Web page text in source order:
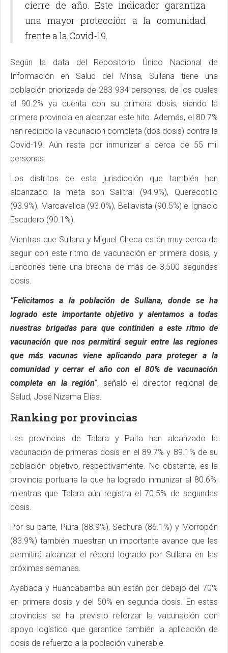
cierre de año. Este indicador garantiza
una mayor protección a la comunidad
frente a la Covid-19.
Según la data del Repositorio Único Nacional de
Información en Salud del Minsa, Sullana tiene una
población priorizada de 283 934 personas, de los cuales
el 90.2% ya cuenta con su primera dosis, siendo la
primera provincia en alcanzar este hito. Además, el 80.7%
han recibido la vacunación completa (dos dosis) contra la
Covid-19. Aún resta por inmunizar a cerca de 55 mil
personas.
Los distritos de esta jurisdicción que también han
alcanzado la meta son Salitral (94.9%), Querecotillo
(93.9%), Marcavelica (93.0%), Bellavista (90.5%) e Ignacio
Escudero (90.1%).
Mientras que Sullana y Miguel Checa están muy cerca de
seguir con este ritmo de vacunación en primera dosis, y
Lancones tiene una brecha de más de 3,500 segundas
dosis.
“Felicitamos a la población de Sullana, donde se ha
logrado este importante objetivo y alentamos a todas
nuestras brigadas para que continúen a este ritmo de
vacunación que nos permitirá seguir entre las regiones
que más vacunas viene aplicando para proteger a la
comunidad y cerrar el año con el 80% de vacunación
completa en la región”, señaló el director regional de
Salud, José Nizama Elías.
Ranking por provincias
Las provincias de Talara y Paita han alcanzado la
vacunación de primeras dosis en el 89.7% y 89.1% de su
población objetivo, respectivamente. No obstante, es la
provincia portuaria la que ha logrado inmunizar al 80.6%,
mientras que Talara aún registra el 70.5% de segundas
dosis.
Por su parte, Piura (88.9%), Sechura (86.1%) y Morropón
(83.9%) también muestran un importante avance que les
permitirá alcanzar el récord logrado por Sullana en las
próximas semanas.
Ayabaca y Huancabamba aún están por debajo del 70%
en primera dosis y del 50% en segunda dosis. En estas
provincias se ha previsto reforzar la vacunación con
apoyo logístico que garantice también la aplicación de
dosis de refuerzo a la población vulnerable.